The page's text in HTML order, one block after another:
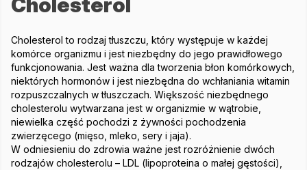
Cholesterol to rodzaj tłuszczu, który występuje w każdej
komórce organizmu i jest niezbędny do jego prawidłowego
funkcjonowania. Jest ważna dla tworzenia błon komórkowych,
niektórych hormonów i jest niezbędna do wchłaniania witamin
rozpuszczalnych w tłuszczach. Większość niezbędnego
cholesterolu wytwarzana jest w organizmie w wątrobie,
niewielka część pochodzi z żywności pochodzenia
zwierzęcego (mięso, mleko, sery i jaja).
W odniesieniu do zdrowia ważne jest rozróżnienie dwóch
rodzajów cholesterolu – LDL (lipoproteina o małej gęstości),